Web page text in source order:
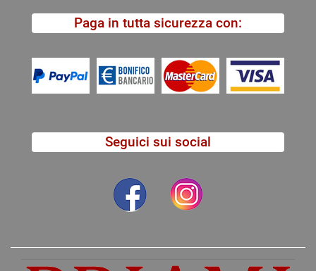
Paga in tutta sicurezza con:
Seguici sui social